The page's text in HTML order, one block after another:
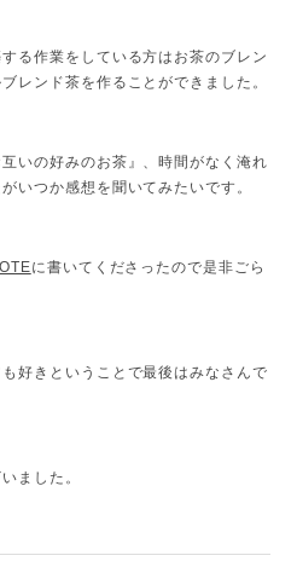
る作業をしている方はお茶のブレン
レンド茶を作ることができました。
いの好みのお茶』、時間がなく淹れ
いつか感想を聞いてみたいです。
に書いてくださったので是非ごら
好きということで最後はみなさんで
ました。